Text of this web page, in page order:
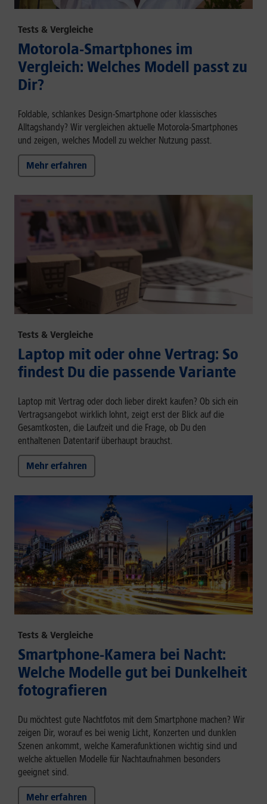
Tests & Vergleiche
Motorola-Smartphones im
Vergleich: Welches Modell passt zu
Dir?
Foldable, schlankes Design-Smartphone oder klassisches
Alltagshandy? Wir vergleichen aktuelle Motorola-Smartphones
und zeigen, welches Modell zu welcher Nutzung passt.
Mehr erfahren
Tests & Vergleiche
Laptop mit oder ohne Vertrag: So
findest Du die passende Variante
Laptop mit Vertrag oder doch lieber direkt kaufen? Ob sich ein
Vertragsangebot wirklich lohnt, zeigt erst der Blick auf die
Gesamtkosten, die Laufzeit und die Frage, ob Du den
enthaltenen Datentarif überhaupt brauchst.
Mehr erfahren
Tests & Vergleiche
Smartphone-Kamera bei Nacht:
Welche Modelle gut bei Dunkelheit
fotografieren
Du möchtest gute Nachtfotos mit dem Smartphone machen? Wir
zeigen Dir, worauf es bei wenig Licht, Konzerten und dunklen
Szenen ankommt, welche Kamerafunktionen wichtig sind und
welche aktuellen Modelle für Nachtaufnahmen besonders
geeignet sind.
Mehr erfahren